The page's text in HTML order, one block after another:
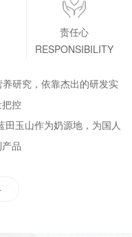
责任心
RESPONSIBILITY
研究，依靠杰出的研发实
控
田玉山作为奶源地，为国人
品